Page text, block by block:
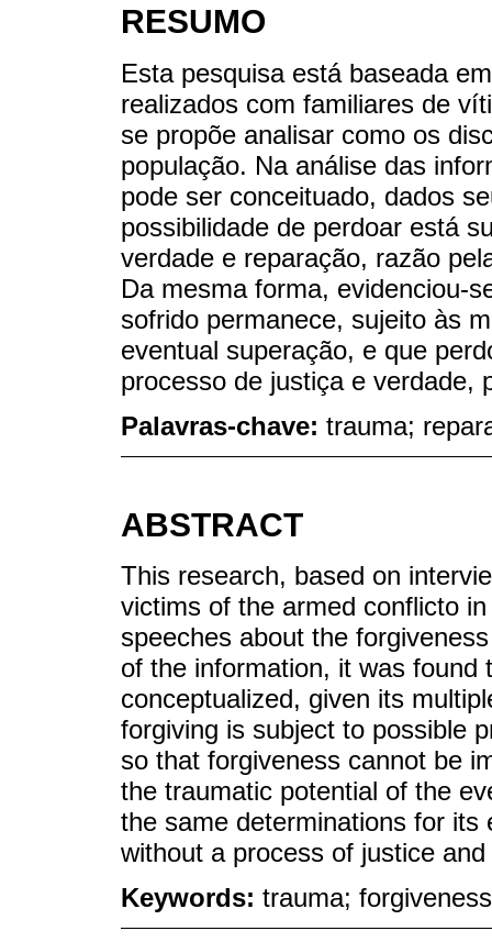
RESUMO
Esta pesquisa está baseada
realizados com familiares de
se propõe analisar como os
população. Na análise das
pode ser conceituado, dados
possibilidade de perdoar está
verdade e reparação, razão
Da mesma forma, evidenciou-
sofrido permanece, sujeito às
eventual superação, e que
processo de justiça e verdade,
Palavras-chave: trauma;
ABSTRACT
This research, based on
victims of the armed conflicto
speeches about the
of the information, it was found
conceptualized, given its
forgiving is subject to possible
so that forgiveness cannot be
the traumatic potential of the
the same determinations for its
without a process of justice
Keywords: trauma;